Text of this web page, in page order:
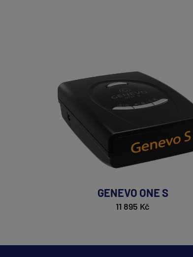
GENEVO ONE S
11 895 Kč